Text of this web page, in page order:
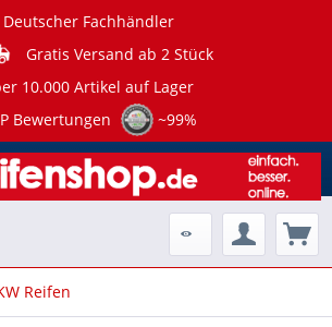
Deutscher Fachhändler
Gratis Versand ab 2 Stück
10.000 Artikel auf Lager
Bewertungen
~99%
Reifen